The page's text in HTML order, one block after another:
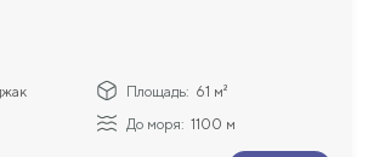
Площадь: 61 м²
До моря: 1100 м